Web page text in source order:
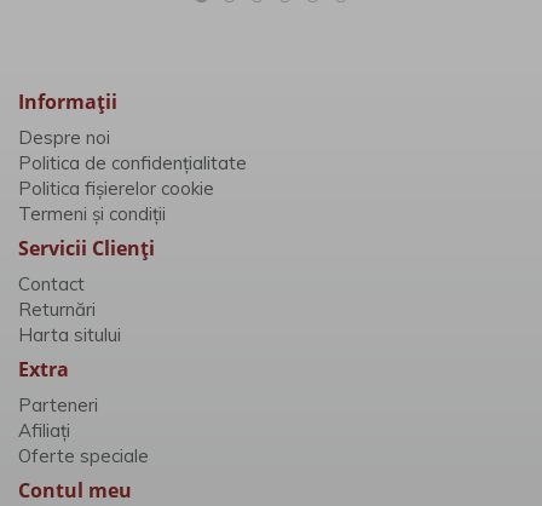
Informaţii
Despre noi
Politica de confidențialitate
Politica fișierelor cookie
Termeni și condiții
Servicii Clienţi
Contact
Returnări
Harta sitului
Extra
Parteneri
Afiliaţi
Oferte speciale
Contul meu